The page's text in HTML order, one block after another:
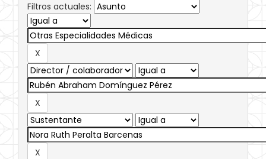
Filtros actuales: